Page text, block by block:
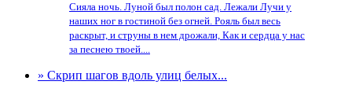
Сияла ночь. Луной был полон сад. Лежали Лучи у
наших ног в гостиной без огней. Рояль был весь
раскрыт, и струны в нем дрожали, Как и сердца у нас
за песнею твоей....
» Скрип шагов вдоль улиц белых...